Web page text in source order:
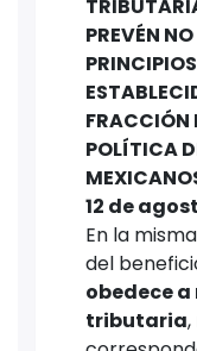
PREVÉN
FRACCIÓN
POLÍTICA
12 de
En la
del
obedece
tributaria